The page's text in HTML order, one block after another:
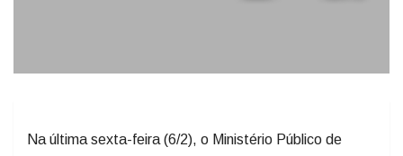
Na última sexta-feira (6/2), o Ministério Público de